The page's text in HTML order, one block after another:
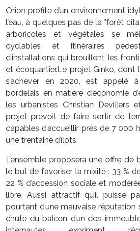
Orion profite d’un environnement
l’eau, à quelques pas de la "forêt
arboricoles et végétales se
cyclables et itinéraires
d’installations qui brouillent les
et écoquartier.Le projet Ginko, dont
s’achever en 2020, est appelé
bordelais en matière d’économie
les urbanistes Christian Devillers
projet prévoit de faire sortir de
capables d’accueillir près de 7 000
une trentaine d’îlots.
L’ensemble proposera une offre de
le but de favoriser la mixité : 33 %
22 % d’accession sociale et
libre. Aussi attractif qu’il puisse
pourtant d’une mauvaise réputation
chute du balcon d’un des